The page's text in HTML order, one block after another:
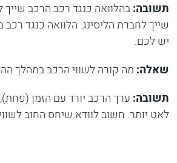
תשובה:בהלוואה כנגד רכב הרכב שייך
שייך לחברת הליסינג. הלוואה כנגד
יש לכם.
שאלה: מה קורה לשווי הרכב במהלך
תשובה: ערך הרכב יורד עם הזמן (פחת),
לאט יותר. חשוב לוודא שיחס החוב